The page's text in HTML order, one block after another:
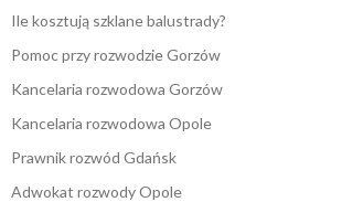
Ile kosztują szklane balustrady?
Pomoc przy rozwodzie Gorzów
Kancelaria rozwodowa Gorzów
Kancelaria rozwodowa Opole
Prawnik rozwód Gdańsk
Adwokat rozwody Opole